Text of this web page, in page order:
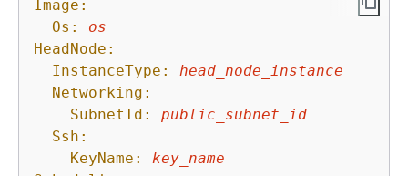
Image:
Os:
os
HeadNode:
InstanceType:
head_node_instance
Networking:
SubnetId:
public_subnet_id
Ssh:
KeyName:
key_name